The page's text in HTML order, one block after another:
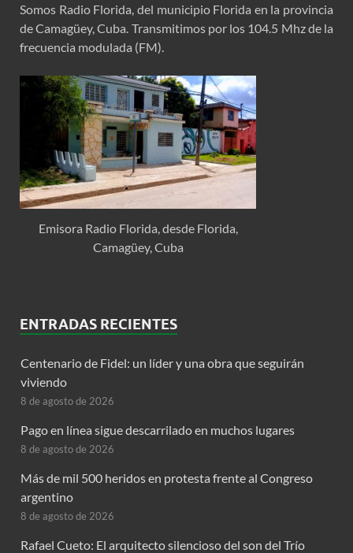
Somos Radio Florida, del municipio Florida en la provincia
de Camagüey, Cuba. Transmitimos por los 104.5 Mhz de la
frecuencia modulada (FM).
Emisora Radio Florida, desde Florida,
Camagüey, Cuba
ENTRADAS RECIENTES
Centenario de Fidel: un líder y una obra que seguirán
viviendo
8 de agosto de 2026
Pago en línea sigue descarrilado en muchos lugares
8 de agosto de 2026
Más de mil 500 heridos en protesta frente al Congreso
argentino
8 de agosto de 2026
Rafael Cueto: El arquitecto silencioso del son del Trío